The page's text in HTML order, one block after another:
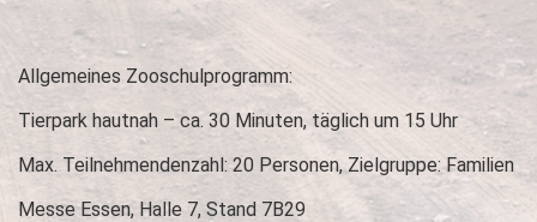
Allgemeines Zooschulprogramm:
Tierpark hautnah – ca. 30 Minuten, täglich um 15 Uhr
Max. Teilnehmendenzahl: 20 Personen, Zielgruppe: Familien
Messe Essen, Halle 7, Stand 7B29